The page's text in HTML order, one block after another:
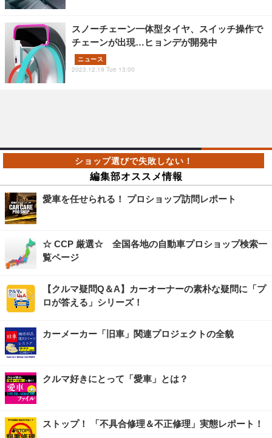
スノーチェーン一体型タイヤ、スイッチ操作で
チェーンが出現…ヒョンデが開発中
ニュース
2023.12.19 Tue 13:00
編集部オススメ情報
愛車を任せられる！ プロショップ訪問レポート
☆ CCP 厳選☆ 全国各地の自動車プロショップ検索一
覧ページ
【クルマ疑問Q＆A】カーオーナーの素朴な疑問に「プ
ロが答える」シリーズ！
カーメーカー「旧車」関連プロジェクトの全貌
クルマ好きにとって「愛車」とは？
ストップ！ 「不具合修理＆不正修理」実態レポート！